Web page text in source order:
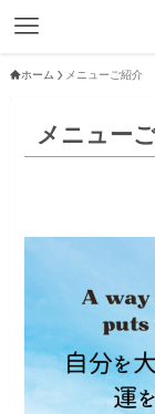
ホーム メニューご紹介
メニュー